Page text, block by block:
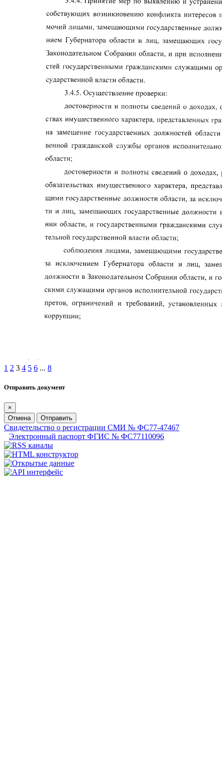
1 2 3 4 5 6 ... 8
Отправить документ
×
Отмена
Отправить
Свидетельство о регистрации СМИ № ФС77-47467
Электронный паспорт ФГИС № ФС77110096